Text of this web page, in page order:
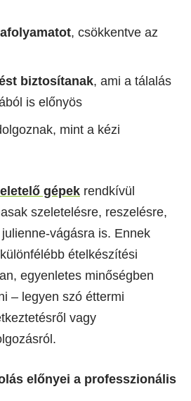
, csökkentve az
biztosítanak, ami a tálalás
is előnyös
mint a kézi
gépek rendkívül
szeletelésre, reszelésre,
vágásra is. Ennek
ételkészítési
egyenletes minőségben
– legyen szó éttermi
vagy
előnyei a professzionális